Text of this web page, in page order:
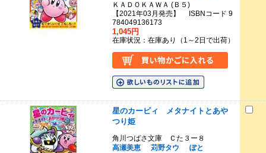
ＫＡＤＯＫＡＷＡ (Ｂ５)
【2021年03月発売】 ISBNコード 9
784049136173
1,045円
在庫状況：在庫あり（1～2日で出荷）
星のカービィ メタナイトとあや
つり姫
角川つばさ文庫 Ｃた３ー８
高瀬美恵
苅野タウ
ぽと